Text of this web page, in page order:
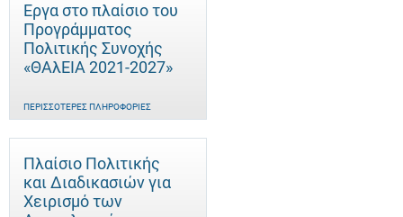
Έργα στο πλαίσιο του
Προγράμματος
Πολιτικής Συνοχής
«ΘΑλΕΙΑ 2021-2027»
ΠΕΡΙΣΣΌΤΕΡΕΣ ΠΛΗΡΟΦΟΡΊΕΣ
Πλαίσιο Πολιτικής
και Διαδικασιών για
Χειρισμό των